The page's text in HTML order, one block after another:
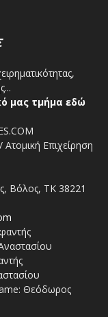
μας τμήμα εδώ
Επιχείρηση
Βόλος, ΤΚ 38221
Θεόδωρος